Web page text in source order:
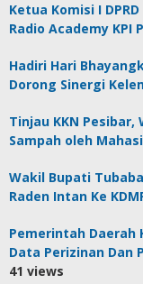
Ketua Komisi I
Radio Academy KPI
Hadiri Hari
Dorong Sinergi
Tinjau KKN
Sampah oleh
Wakil Bupati
Raden Intan Ke
Pemerintah Daerah
Data Perizinan Dan
41 views